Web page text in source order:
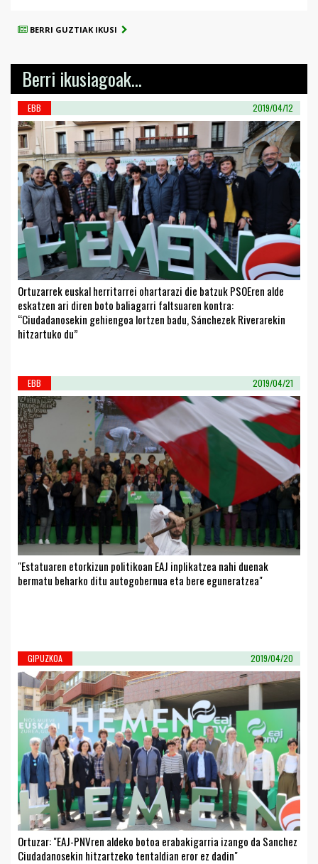
BERRI GUZTIAK IKUSI
Berri ikusiagoak...
EBB 2019/04/12
Ortuzarrek euskal herritarrei ohartarazi die batzuk PSOEren alde
eskatzen ari diren boto baliagarri faltsuaren kontra:
“Ciudadanosekin gehiengoa lortzen badu, Sánchezek Riverarekin
hitzartuko du”
EBB 2019/04/21
"Estatuaren etorkizun politikoan EAJ inplikatzea nahi duenak
bermatu beharko ditu autogobernua eta bere eguneratzea"
GIPUZKOA 2019/04/20
Ortuzar: "EAJ-PNVren aldeko botoa erabakigarria izango da Sanchez
Ciudadanosekin hitzartzeko tentaldian eror ez dadin"